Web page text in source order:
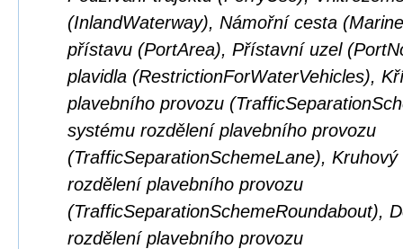
(InlandWaterway), Námořní cesta
přístavu (PortArea), Přístavní uzel
plavidla (RestrictionForWaterVehicles),
plavebního provozu
systému rozdělení plavebního provozu
(TrafficSeparationSchemeLane),
rozdělení plavebního provozu
(TrafficSeparationSchemeRoundabout),
rozdělení plavebního provozu